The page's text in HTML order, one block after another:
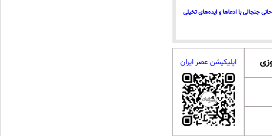
جنجالی با ادعاها و ایده‌های تخیلی
اپلیکیشن عصر ایران